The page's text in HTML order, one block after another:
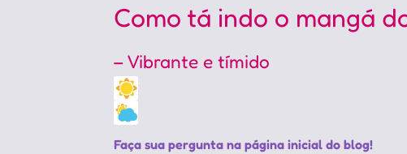
Como tá indo o mangá
– Vibrante e tímido
Faça sua pergunta na página inicial do blog!